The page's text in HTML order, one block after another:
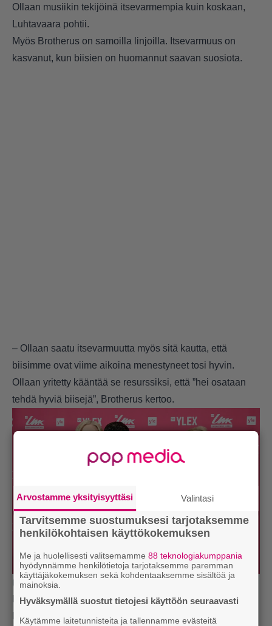
Ollaan musiikin tekijöinä itsevarmempia kuin koskaan,
Luhtavaara pohtii.
Myös Brotherus on samoilla linjoilla. Itsevarmuus on
kasvanut, kun biisien on huomannut saavan suosiota.
– Ollaan saatu itsevarmuutta myös sitä kautta, että
biisimme ovat viime aikoina menestyneet tosi hyvin.
Ollaan yritetty kääntää se resurssiksi, että ”hei osataan
tehdä hyviä biisejä”, Brotherus kertoo.
(Kuva: AOP/Kimmo Brandt)
Kuumaa myös tekee kappaleensa alusta loppuun sekä
lisäksi paljon muutakin itse. Sen myötä on tuntunut, että
Arvostamme yksityisyyttäsi Valintasi
Tarvitsemme suostumuksesi tarjotaksemme
henkilökohtaisen käyttökokemuksen
Me ja huolellisesti valitsemamme88 teknologiakumppania
hyödynnämme henkilötietoja tarjotaksemme paremman
käyttäjäkokemuksen sekä kohdentaaksemme sisältöä ja
mainoksia.
Hyväksymällä suostut tietojesi käyttöön seuraavasti
Käytämme laitetunnisteita ja tallennamme evästeitä